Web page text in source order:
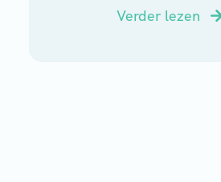
Verder lezen